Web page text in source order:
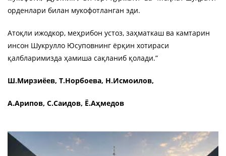
орденлари билан мукофотланган эди.
Атоқли ижодкор, меҳрибон устоз, заҳматкаш ва камтарин
инсон Шукрулло Юсуповнинг ёрқин хотираси
қалбларимизда ҳамиша сақланиб қолади.”
Ш.Мирзиёев, Т.Норбоева, Н.Исмоилов,
А.Арипов, С.Саидов, Ё.Аҳмедов